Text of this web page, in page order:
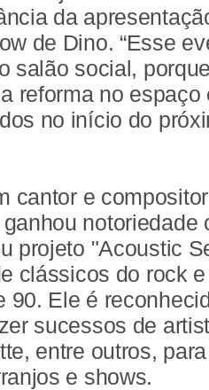
da
de Dino. “Esse
salão social,
reforma no espaço
no início do
cantor e
notoriedade
projeto "Acoustic
clássicos do rock
90. Ele é
sucessos de
entre outros,
e shows.